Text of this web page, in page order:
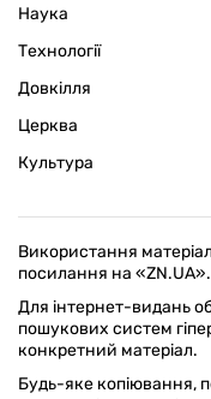
Наука
Технології
Довкілля
Церква
Культура
Використання
посилання на «ZN.UA».
Для інтернет-видань
пошукових систем
конкретний матеріал.
Будь-яке копіювання,